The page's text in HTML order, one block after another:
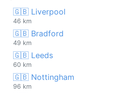
🇬🇧 Liverpool
46 km
🇬🇧 Bradford
49 km
🇬🇧 Leeds
60 km
🇬🇧 Nottingham
96 km